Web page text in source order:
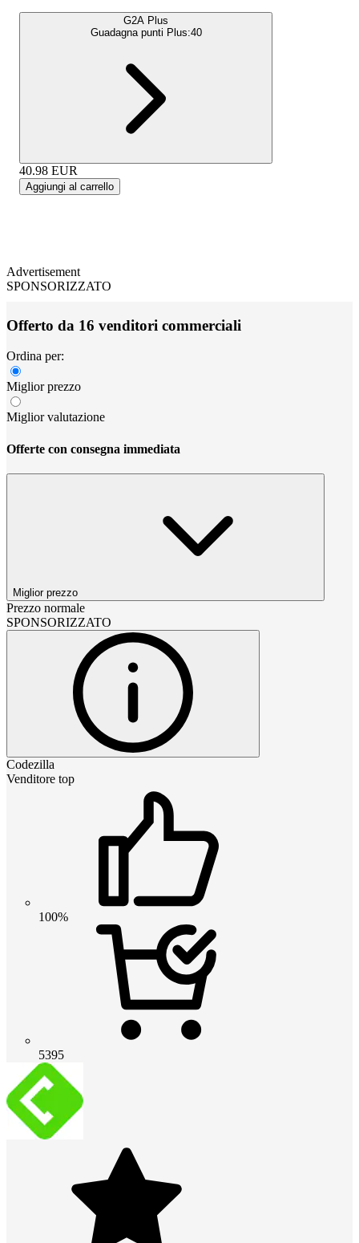
G2A Plus
Guadagna punti Plus:40
40.98 EUR
Aggiungi al carrello
Advertisement
SPONSORIZZATO
Offerto da 16 venditori commerciali
Ordina per:
Miglior prezzo
Miglior valutazione
Offerte con consegna immediata
Miglior prezzo
Prezzo normale
SPONSORIZZATO
Codezilla
Venditore top
100%
5395